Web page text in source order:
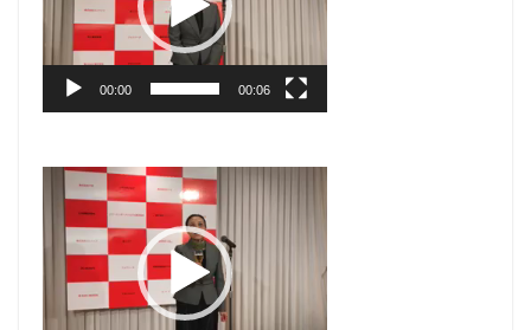
レ
ー
ー
00:00 00:06
プ
ー